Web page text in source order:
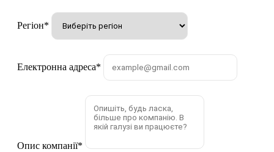
Регіон*
Електронна адреса*
Опис компанії*